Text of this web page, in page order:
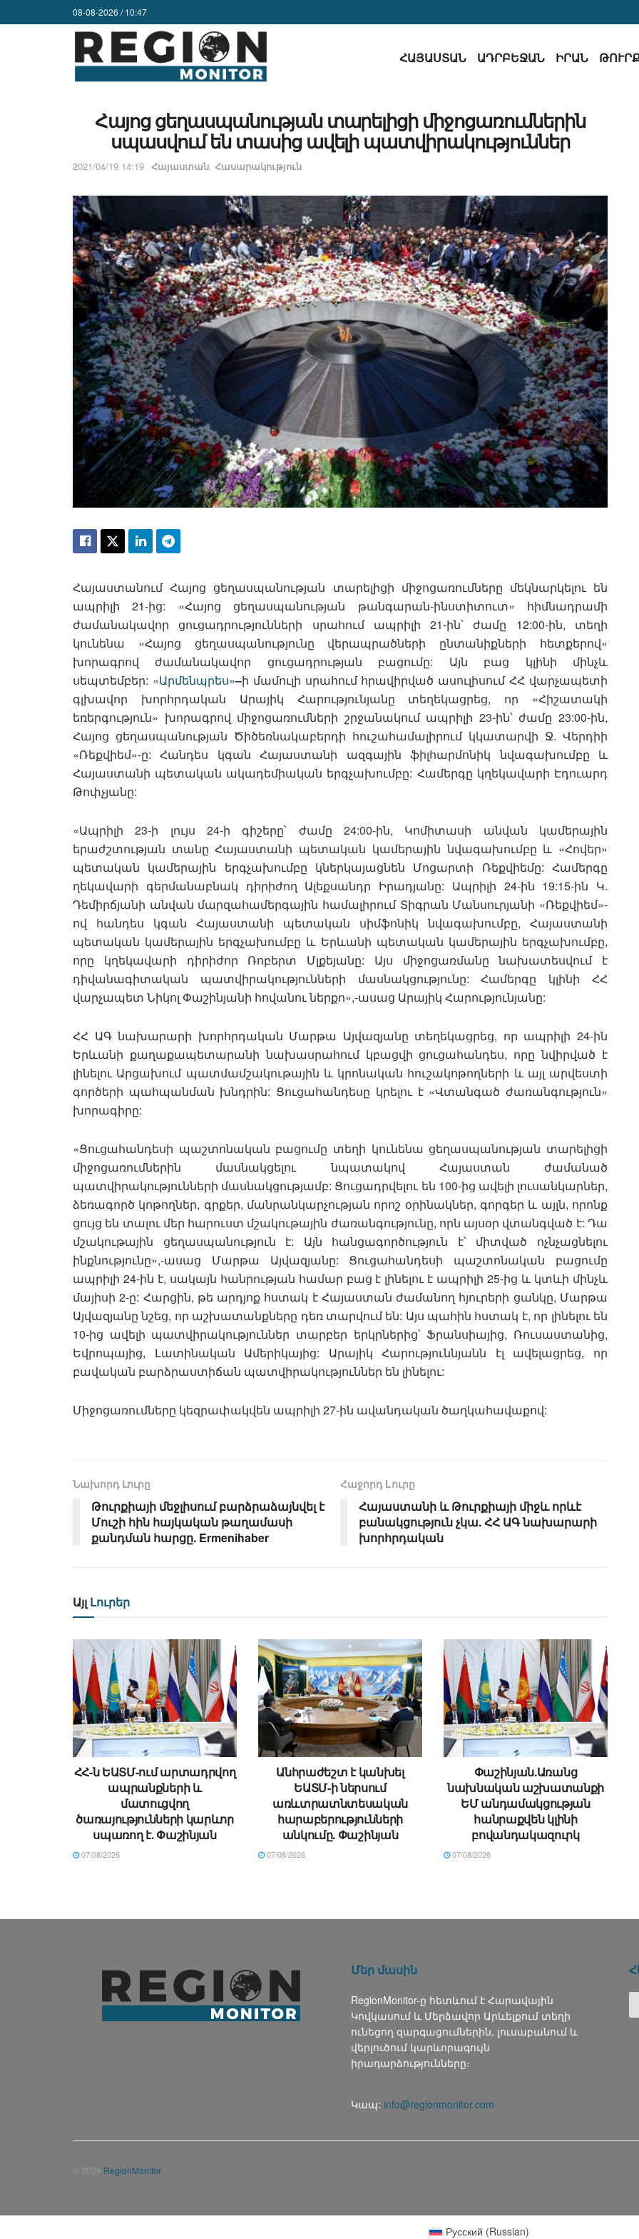
08-08-2026 / 10:47
ՀԱՅԱՍՏԱՆ ԱԴՐԲԵՋԱՆ ԻՐԱՆ
Հայոց ցեղասպանության տարելիցի միջոցառումներին
սպասվում են տասից ավելի պատվիրակություններ
2021/04/19 14:19 Հայաստան, Հասարակություն
Հայաստանում Հայոց ցեղասպանության տարելիցի միջոցառումները մեկնարկելու են
ապրիլի 21-ից: «Հայոց ցեղասպանության թանգարան-ինստիտուտ» հիմնադրամի
ժամանակավոր ցուցադրությունների սրահում ապրիլի 21-ին՝ ժամը 12:00-ին, տեղի
կունենա «Հայոց ցեղասպանությունը վերապրածների ընտանիքների հետքերով»
խորագրով ժամանակավոր ցուցադրության բացումը: Այն բաց կլինի մինչև
սեպտեմբեր: «Արմենպրես»–ի մամուլի սրահում հրավիրված ասուլիսում ՀՀ վարչապետի
գլխավոր խորհրդական Արայիկ Հարությունյանը տեղեկացրեց, որ «Հիշատակի
եռերգություն» խորագրով միջոցառումների շրջանակում ապրիլի 23-ին՝ ժամը 23:00-ին,
Հայոց ցեղասպանության Ծիծեռնակաբերդի հուշահամալիրում կկատարվի Ջ. Վերդիի
«Ռեքվիեմ»-ը: Հանդես կգան Հայաստանի ազգային ֆիլհարմոնիկ նվագախումբը և
Հայաստանի պետական ակադեմիական երգչախումբը: Համերգը կղեկավարի Էդուարդ
Թոփչյանը:
«Ապրիլի 23-ի լույս 24-ի գիշերը՝ ժամը 24:00-ին, Կոմիտասի անվան կամերային
երաժշտության տանը Հայաստանի պետական կամերային նվագախումբը և «Հովեր»
պետական կամերային երգչախումբը կներկայացնեն Մոցարտի Ռեքվիեմը: Համերգը
ղեկավարի գերմանաբնակ դիրիժող Ալեքսանդր Իրադյանը: Ապրիլի 24-ին 19:15-ին Կ.
Դեմիրճյանի անվան մարզահամերգային համալիրում Տիգրան Մանսուրյանի «Ռեքվիեմ»-
ով հանդես կգան Հայաստանի պետական սիմֆոնիկ նվագախումբը, Հայաստանի
պետական կամերային երգչախումբը և Երևանի պետական կամերային երգչախումբը,
որը կղեկավարի դիրիժոր Ռոբերտ Մլքեյանը: Այս միջոցառմանը նախատեսվում է
դիվանագիտական պատվիրակությունների մասնակցությունը: Համերգը կլինի ՀՀ
վարչապետ Նիկոլ Փաշինյանի հովանու ներքո»,-ասաց Արայիկ Հարությունյանը:
ՀՀ ԱԳ նախարարի խորհրդական Մարթա Այվազյանը տեղեկացրեց, որ ապրիլի 24-ին
Երևանի քաղաքապետարանի նախասրահում կբացվի ցուցահանդես, որը նվիրված է
լինելու Արցախում պատմամշակութային և կրոնական հուշակոթողների և այլ արվեստի
գործերի պահպանման խնդրին: Ցուցահանդեսը կրելու է «Վտանգած ժառանգություն»
խորագիրը:
«Ցուցահանդեսի պաշտոնական բացումը տեղի կունենա ցեղասպանության տարելիցի
միջոցառումներին մասնակցելու նպատակով Հայաստան ժամանած
պատվիրակությունների մասնակցությամբ: Ցուցադրվելու են 100-ից ավելի լուսանկարներ,
ձեռագործ կոթողներ, գրքեր, մանրանկարչության որոշ օրինակներ, գորգեր և այլն, որոնք
ցույց են տալու մեր հարուստ մշակութային ժառանգությունը, որն այսօր վտանգված է: Դա
մշակութային ցեղասպանություն է: Այն հանցագործություն է՝ միտված ոչնչացնելու
ինքնությունը»,-ասաց Մարթա Այվազյանը: Ցուցահանդեսի պաշտոնական բացումը
ապրիլի 24-ին է, սակայն հանրության համար բաց է լինելու է ապրիլի 25-ից և կտևի մինչև
մայիսի 2-ը: Հարցին, թե արդյոք հստակ է Հայաստան ժամանող հյուրերի ցանկը, Մարթա
Այվազյանը նշեց, որ աշխատանքները դեռ տարվում են: Այս պահին հստակ է, որ լինելու են
10-ից ավելի պատվիրակություններ տարբեր երկրներից՝ Ֆրանսիայից, Ռուսաստանից,
Եվրոպայից, Լատինական Ամերիկայից: Արայիկ Հարություննյանն էլ ավելացրեց, որ
բավական բարձրաստիճան պատվիրակություններ են լինելու:
Միջոցառումները կեզրափակվեն ապրիլի 27-ին ավանդական ծաղկահավաքով:
Նախորդ Լուրը
Թուրքիայի մեջլիսում բարձրաձայնվել է
Մուշի հին հայկական թաղամասի
քանդման հարցը. Ermenihaber
Հաջորդ Lուրը
Հայաստանի և Թուրքիայի միջև որևէ
բանակցություն չկա. ՀՀ ԱԳ նախարարի
խորհրդական
Այլ Լուրեր
ՀՀ-ն ԵԱՏՄ-ում արտադրվող
ապրանքների և
մատուցվող
ծառայությունների կարևոր
սպառող է. Փաշինյան
07/08/2026
Անհրաժեշտ է կանխել
ԵԱՏՄ-ի ներսում
առևտրատնտեսական
հարաբերությունների
անկումը. Փաշինյան
07/08/2026
Փաշինյան.Առանց
նախնական աշխատանքի
ԵՄ անդամակցության
հանրաքվեն կլինի
բովանդակազուրկ
07/08/2026
Մեր մասին
RegionMonitor-ը հետևում է Հարավային
Կովկասում և Մերձավոր Արևելքում տեղի
ունեցող զարգացումներին, լուսաբանում և
վերլուծում կարևորագույն
իրադարձությունները։
Կապ: info@regionmonitor.com
© 2024 RegionMonitor
Русский (Russian)